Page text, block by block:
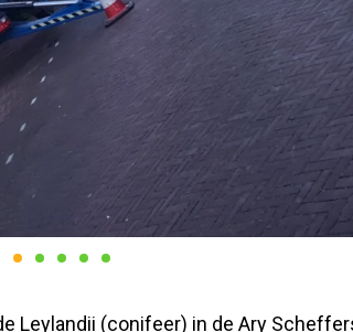
Leylandii (conifeer) in de Ary